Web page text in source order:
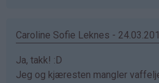
Caroline Sofie Leknes -
Ja, takk! :D
Jeg og kjæresten mangler